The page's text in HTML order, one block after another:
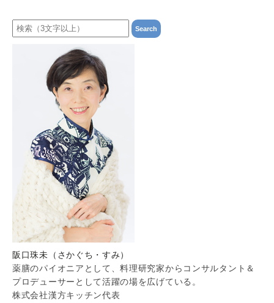
阪口珠未（さかぐち・すみ）
薬膳のパイオニアとして、料理研究家からコンサルタント＆
プロデューサーとして活躍の場を広げている。
株式会社漢方キッチン代表